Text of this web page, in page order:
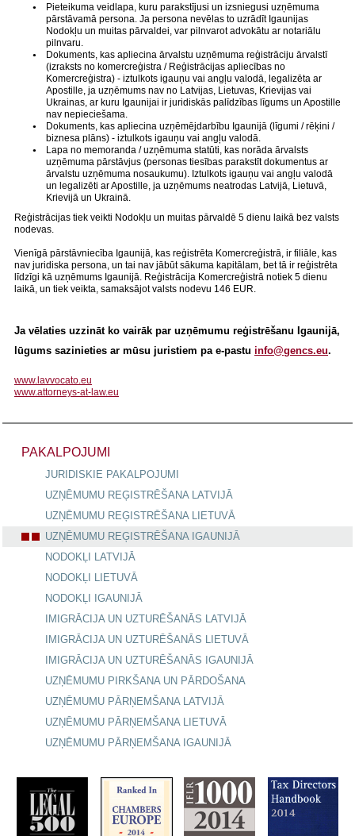
Pieteikuma veidlapa, kuru parakstījusi un izsniegusi uzņēmuma
pārstāvamā persona. Ja persona nevēlas to uzrādīt Igaunijas
Nodokļu un muitas pārvaldei, var pilnvarot advokātu ar notariālu
pilnvaru.
Dokuments, kas apliecina ārvalstu uzņēmuma reģistrāciju ārvalstī
(izraksts no komercreģistra / Reģistrācijas apliecības no
Komercreģistra) - iztulkots igauņu vai angļu valodā, legalizēta ar
Apostille, ja uzņēmums nav no Latvijas, Lietuvas, Krievijas vai
Ukrainas, ar kuru Igaunijai ir juridiskās palīdzības līgums un Apostille
nav nepieciešama.
Dokuments, kas apliecina uzņēmējdarbību Igaunijā (līgumi / rēķini /
biznesa plāns) - iztulkots igauņu vai angļu valodā.
Lapa no memoranda / uzņēmuma statūti, kas norāda ārvalsts
uzņēmuma pārstāvjus (personas tiesības parakstīt dokumentus ar
ārvalstu uzņēmuma nosaukumu). Iztulkots igauņu vai angļu valodā
un legalizēti ar Apostille, ja uzņēmums neatrodas Latvijā, Lietuvā,
Krievijā un Ukrainā.
Reģistrācijas tiek veikti Nodokļu un muitas pārvaldē 5 dienu laikā bez valsts
nodevas.
Vienīgā pārstāvniecība Igaunijā, kas reģistrēta Komercreģistrā, ir filiāle, kas
nav juridiska persona, un tai nav jābūt sākuma kapitālam, bet tā ir reģistrēta
līdzīgi kā uzņēmums Igaunijā. Reģistrācija Komercreģistrā notiek 5 dienu
laikā, un tiek veikta, samaksājot valsts nodevu 146 EUR.
Ja vēlaties uzzināt ko vairāk par uzņēmumu reģistrēšanu Igaunijā,
lūgums sazinieties ar mūsu juristiem pa e-pastu info@gencs.eu.
www.lavvocato.eu
www.attorneys-at-law.eu
PAKALPOJUMI
JURIDISKIE PAKALPOJUMI
UZŅĒMUMU REĢISTRĒŠANA LATVIJĀ
UZŅĒMUMU REĢISTRĒŠANA LIETUVĀ
UZŅĒMUMU REĢISTRĒŠANA IGAUNIJĀ
NODOKĻI LATVIJĀ
NODOKĻI LIETUVĀ
NODOKĻI IGAUNIJĀ
IMIGRĀCIJA UN UZTURĒŠANĀS LATVIJĀ
IMIGRĀCIJA UN UZTURĒŠANĀS LIETUVĀ
IMIGRĀCIJA UN UZTURĒŠANĀS IGAUNIJĀ
UZŅĒMUMU PIRKŠANA UN PĀRDOŠANA
UZŅĒMUMU PĀRŅEMŠANA LATVIJĀ
UZŅĒMUMU PĀRŅEMŠANA LIETUVĀ
UZŅĒMUMU PĀRŅEMŠANA IGAUNIJĀ